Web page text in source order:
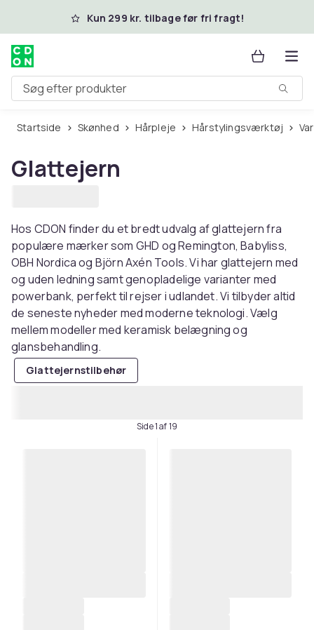
Spring til hovedindhold
Kun 299 kr. tilbage før fri fragt!
Søg efter produkter
Startside Skønhed Hårpleje Hårstylingsværktøj
Glattejern
Hos CDON finder du et bredt udvalg af glattejern fra
populære mærker som GHD og Remington, Babyliss,
OBH Nordica og Björn Axén Tools. Vi har glattejern med
og uden ledning samt genopladelige varianter med
powerbank, perfekt til rejser i udlandet. Vi tilbyder altid
de seneste nyheder med moderne teknologi. Vælg
mellem modeller med keramisk belægning og
glansbehandling.
Glattejernstilbehør
Side 1 af 19